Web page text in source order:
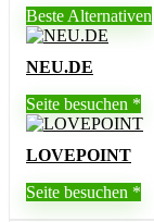
Beste Alternativen
NEU.DE
Seite besuchen
LOVEPOINT
Seite besuchen